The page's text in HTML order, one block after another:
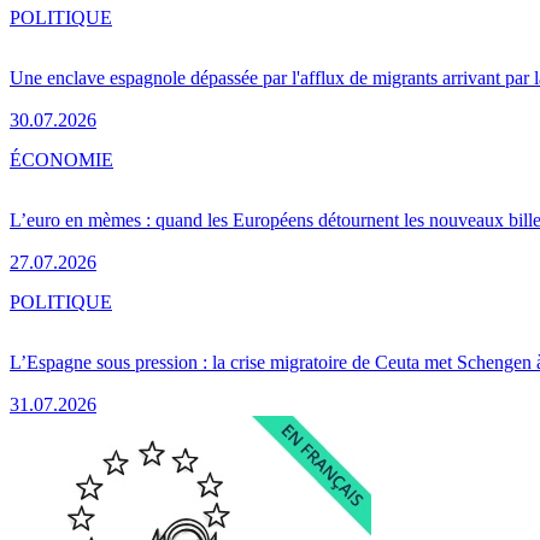
Une enclave espagnole dépassée par l'afflux de migrants arrivant par
30.07.2026
POLITIQUE
L’euro en mèmes : quand les Européens détournent les nouveaux
27.07.2026
ÉCONOMIE
L’Espagne sous pression : la crise migratoire de Ceuta met Schengen
31.07.2026
POLITIQUE